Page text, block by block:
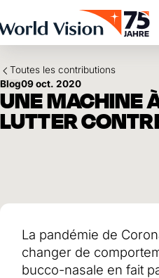
Parrainage d'enfants en détresse
Testament et legs
Philanthropie
Coopération entre entreprises
Domaines d'application
Impact et succès
Utilisation des fonds
Rapport annuel et finances
Toutes les contributions
Blog09 oct. 2020
UNE MACHINE
LUTTER
La pandémie de
changer de
bucco-nasale en fait